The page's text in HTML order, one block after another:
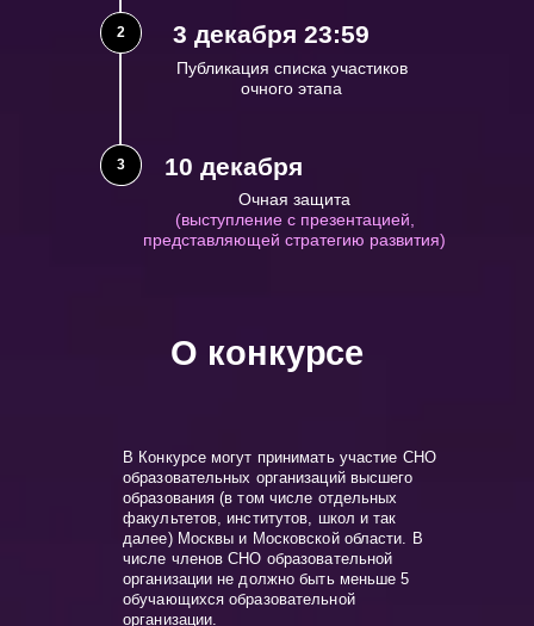
3 декабря 23:59
Публикация списка участиков
очного этапа
10 декабря
Очная защита
(выступление с презентацией,
представляющей стратегию развития)
2
3
В Конкурсе могут принимать участие СНО
образовательных организаций высшего
образования (в том числе отдельных
факультетов, институтов, школ и так
далее) Москвы и Московской области. В
числе членов СНО образовательной
организации не должно быть меньше 5
обучающихся образовательной
организации.